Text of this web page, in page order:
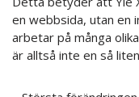
en webbsida, utan en
arbetar på många
är alltså inte en så